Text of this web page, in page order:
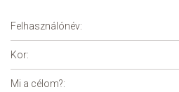
Felhasználónév:
Kor:
Mi a célom?: